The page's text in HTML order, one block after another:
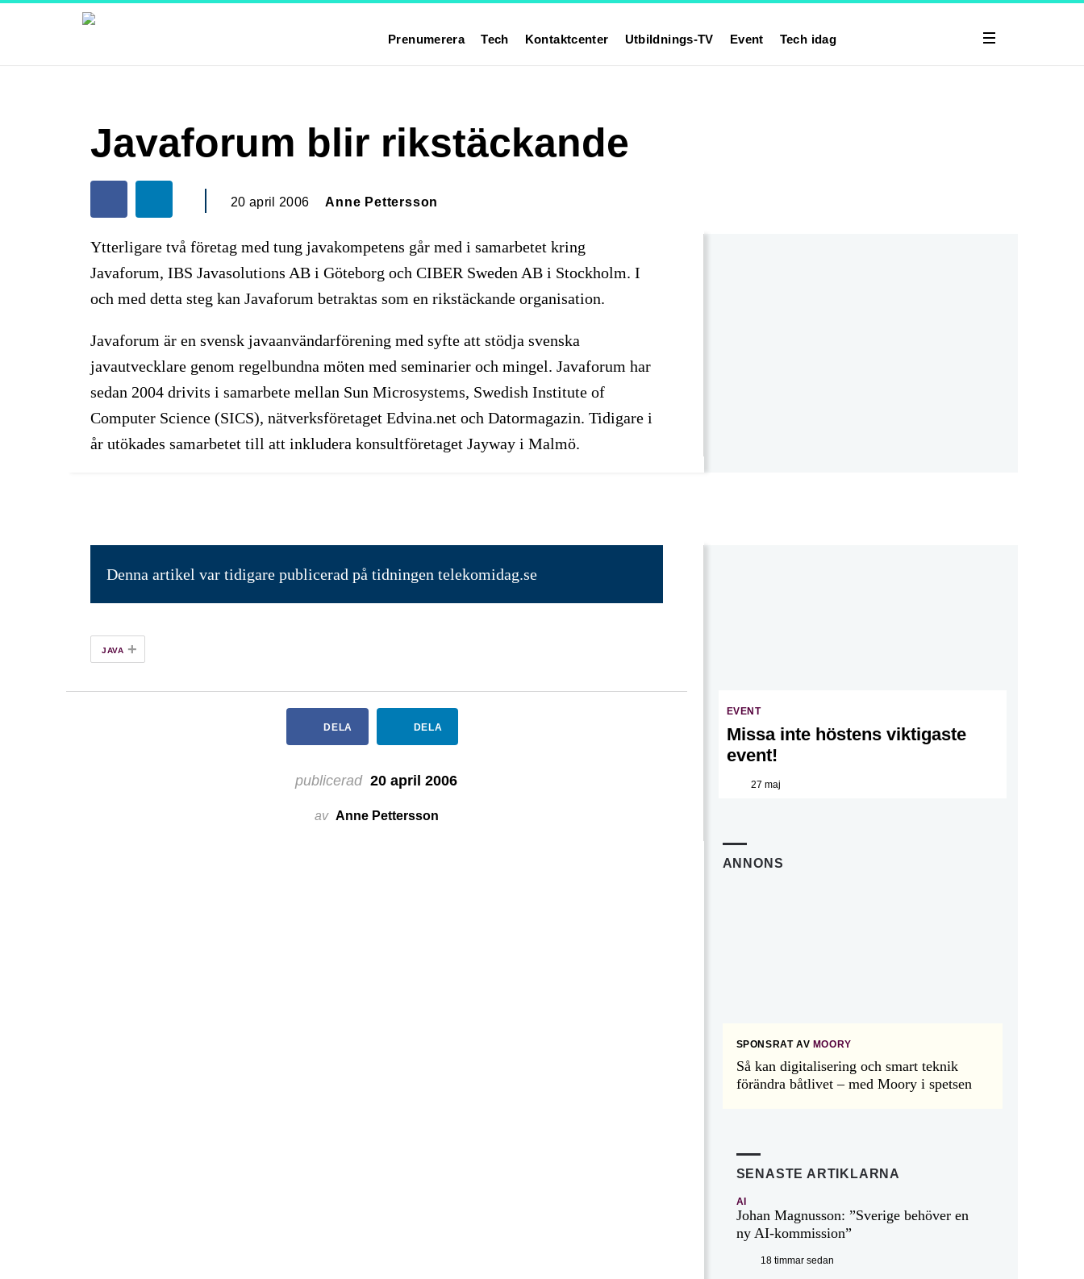
Prenumerera Tech Kontaktcenter Utbildnings-TV Event Tech idag
Javaforum blir rikstäckande
20 april 2006 Anne Pettersson
Ytterligare två företag med tung javakompetens går med i samarbetet kring
Javaforum, IBS Javasolutions AB i Göteborg och CIBER Sweden AB i Stockholm. I
och med detta steg kan Javaforum betraktas som en rikstäckande organisation.
Javaforum är en svensk javaanvändarförening med syfte att stödja svenska
javautvecklare genom regelbundna möten med seminarier och mingel. Javaforum har
sedan 2004 drivits i samarbete mellan Sun Microsystems, Swedish Institute of
Computer Science (SICS), nätverksföretaget Edvina.net och Datormagazin. Tidigare i
år utökades samarbetet till att inkludera konsultföretaget Jayway i Malmö.
Denna artikel var tidigare publicerad på tidningen telekomidag.se
JAVA +
DELA DELA
publicerad 20 april 2006
av Anne Pettersson
EVENT
Missa inte höstens viktigaste
event!
27 maj
ANNONS
SPONSRAT AV MOORY
Så kan digitalisering och smart teknik
förändra båtlivet – med Moory i spetsen
SENASTE ARTIKLARNA
AI
Johan Magnusson: ”Sverige behöver en
ny AI-kommission”
18 timmar sedan